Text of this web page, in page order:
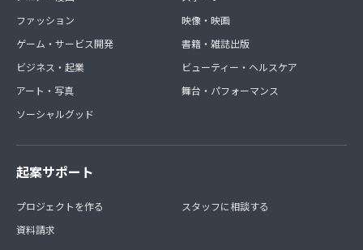
ファッション
ゲーム・サービス開発
ビジネス・起業
アート・写真
ソーシャルグッド
映像・映画
書籍・雑誌出版
ビューティー・ヘルスケア
舞台・パフォーマンス
起案サポート
プロジェクトを作る
資料請求
スタッフに相談する